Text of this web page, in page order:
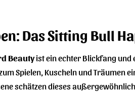
Das Sitting Bull
Beautyist ein echter Blickfang und
Spielen, Kuscheln und Träumen
schätzen dieses